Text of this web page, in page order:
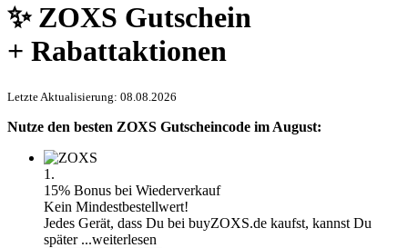
✨ ZOXS Gutschein
+ Rabattaktionen
Letzte Aktualisierung: 08.08.2026
Nutze den besten ZOXS Gutscheincode im August:
1.
15% Bonus bei Wiederverkauf
Kein Mindestbestellwert!
Jedes Gerät, dass Du bei buyZOXS.de kaufst, kannst Du
später ...weiterlesen